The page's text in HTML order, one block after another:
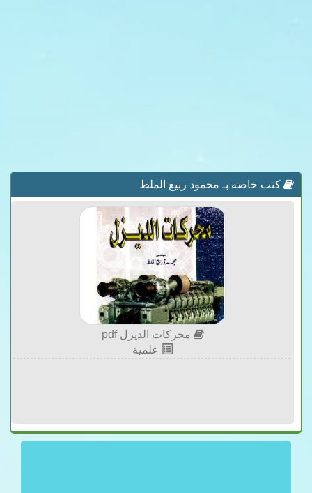
كتب خاصه بـ محمود ربيع الملط
محركات الديزل pdf
علمية